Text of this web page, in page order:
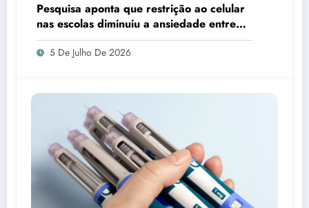
Pesquisa aponta que restrição ao celular
nas escolas diminuiu a ansiedade entre
estudantes
5 De Julho De 2026